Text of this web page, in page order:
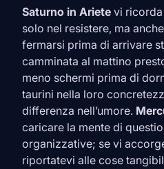
Saturno in Ariete vi
solo nel resistere, ma
fermarsi prima di arrivare
camminata al mattino
meno schermi prima di
taurini nella loro
differenza nell’umore.
caricare la mente di
organizzative; se vi
riportatevi alle cose